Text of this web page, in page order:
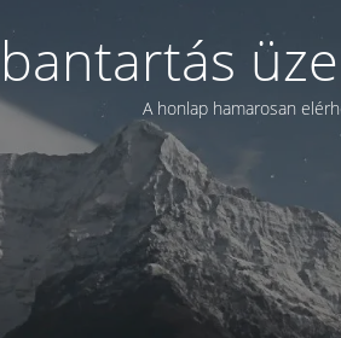
A honlap hamarosan